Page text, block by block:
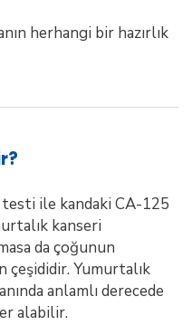
herhangi bir hazırlık
ile kandaki CA-125
kanseri
da çoğunun
Yumurtalık
anlamlı derecede
alabilir.